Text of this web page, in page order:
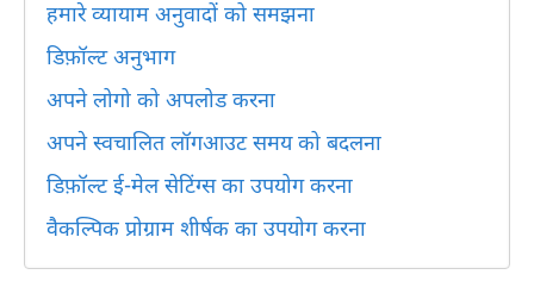
हमारे व्यायाम अनुवादों को समझना
डिफ़ॉल्ट अनुभाग
अपने लोगो को अपलोड करना
अपने स्वचालित लॉगआउट समय को बदलना
डिफ़ॉल्ट ई-मेल सेटिंग्स का उपयोग करना
वैकल्पिक प्रोग्राम शीर्षक का उपयोग करना